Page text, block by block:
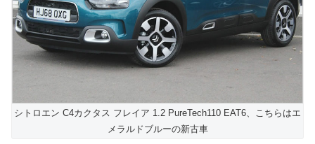
シトロエン C4カクタス フレイア 1.2 PureTech110 EAT6、こちらはエ
メラルドブルーの新古車